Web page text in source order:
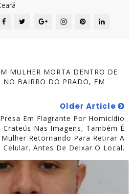
MULHER MORTA DENTRO DE
NO BAIRRO DO PRADO, EM
Older Article
Em Flagrante Por Homicídio
Crateús Nas Imagens, Também É
Retornando Para Retirar A
Celular, Antes De Deixar O Local.